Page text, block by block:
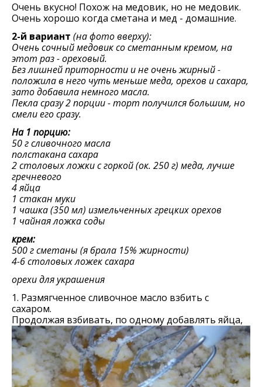
Очень вкусно! Похож на медовик, но не медовик.
Очень хорошо когда сметана и мед - домашние.
2-й вариант (на фото вверху):
Очень сочный медовик со сметанным кремом, на
этот раз - ореховый.
Без лишней приторности и не очень жирный -
положила в него чуть меньше меда, орехов и сахара,
зато добавила немного масла.
Пекла сразу 2 порции - торт получился большим, но
смели его сразу.
На 1 порцию:
50 г сливочного масла
полстакана сахара
2 столовых ложки с горкой (ок. 250 г) меда, лучше
гречневого
4 яйца
1 стакан муки
1 чашка (350 мл) измельченных грецких орехов
1 чайная ложка соды
крем:
500 г сметаны (я брала 15% жирности)
4-6 столовых ложек сахара
орехи для украшения
1. Размягченное сливочное масло взбить с
сахаром.
Продолжая взбивать, по одному добавлять яйца,